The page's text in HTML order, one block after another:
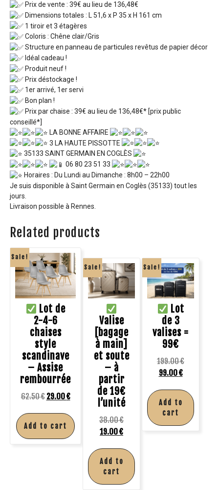
Prix de vente : 39€ au lieu de 136,48€
Dimensions totales : L 51,6 x P 35 x H 161 cm
1 tiroir et 3 étagères
Coloris : Chêne clair/Gris
Structure en panneau de particules revêtus de papier décor
Idéal cadeau !
Produit neuf !
Prix déstockage !
1er arrivé, 1er servi
Bon plan !
Prix par chaise : 39€ au lieu de 136,48€* [prix public
conseillé*]
LA BONNE AFFAIRE
3 LA HAUTE PISSOTTE
35133 SAINT GERMAIN EN COGLÈS
06 80 23 51 33
Horaires : Du Lundi au Dimanche : 8h00 – 22h00
Je suis disponible à Saint Germain en Coglès (35133) tout les
jours.
Livraison possible à Rennes.
Related products
Sale!
Lot de
2-4-6
chaises
style
scandinave
– Assise
rembourrée
62.50€ 29.00€
Add to cart
Sale!
Valise
[bagage
à main]
et soute
– à
partir
de 19€
l’unité
38.00€
19.00€
Add to
cart
Sale!
Lot
de 3
valises =
99€
199.00€
99.00€
Add to
cart